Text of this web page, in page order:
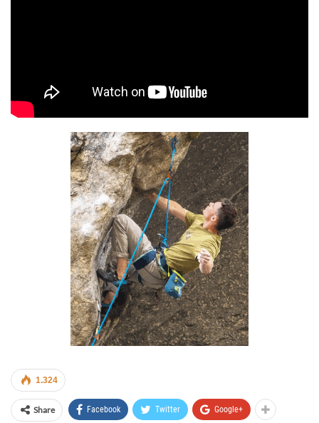
1.324
Share Facebook Twitter Google+